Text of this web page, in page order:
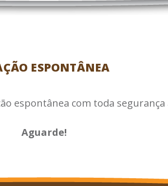
ESPONTÂNEA
espontânea com toda
Aguarde!